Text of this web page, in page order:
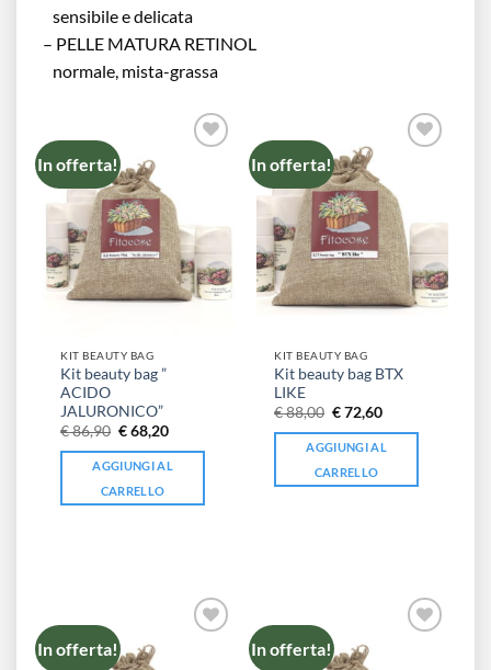
sensibile e delicata
– PELLE MATURA RETINOL
normale, mista-grassa
In offerta!
KIT BEAUTY BAG
Kit beauty bag ”
ACIDO
JALURONICO”
€86,90 Il
prezzo
originale
era:
€ 86,90.
€68,20Il
attuale
è:
AGGIUNGI AL
CARRELLO
In offerta!
KIT BEAUTY BAG
Kit beauty bag BTX
LIKE
€88,00 Il
prezzo
originale
era:
€ 88,00.
€72,60Il
attuale
è:
AGGIUNGI AL
CARRELLO
In offerta! In offerta!